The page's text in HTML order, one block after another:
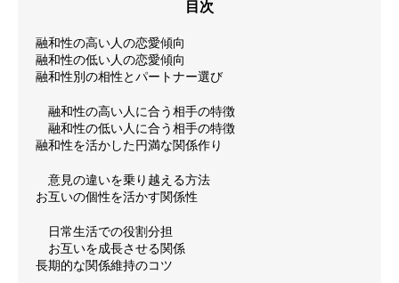
目次
融和性の高い人の恋愛傾向
融和性の低い人の恋愛傾向
融和性別の相性とパートナー選び
融和性の高い人に合う相手の特徴
融和性の低い人に合う相手の特徴
融和性を活かした円満な関係作り
意見の違いを乗り越える方法
お互いの個性を活かす関係性
日常生活での役割分担
お互いを成長させる関係
長期的な関係維持のコツ